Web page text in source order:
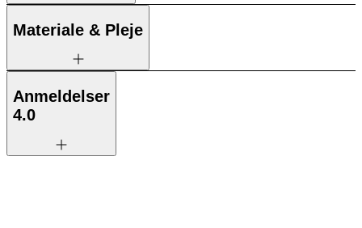
Materiale & Pleje
Anmeldelser
4.0